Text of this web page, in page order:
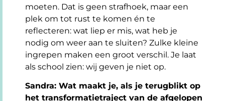
moeten. Dat is geen strafhoek, maar een
plek om tot rust te komen én te
reflecteren: wat liep er mis, wat heb je
nodig om weer aan te sluiten? Zulke kleine
ingrepen maken een groot verschil. Je laat
als school zien: wij geven je niet op.
Sandra: Wat maakt je, als je terugblikt op
het transformatietraject van de afgelopen